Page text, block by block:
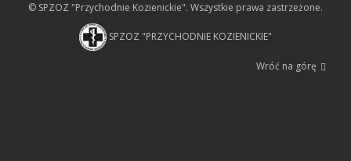
© SPZOZ "Przychodnie Kozienickie". Wszystkie prawa zastrzeżone.
SPZOZ "PRZYCHODNIE KOZIENICKIE"
Wróć na górę